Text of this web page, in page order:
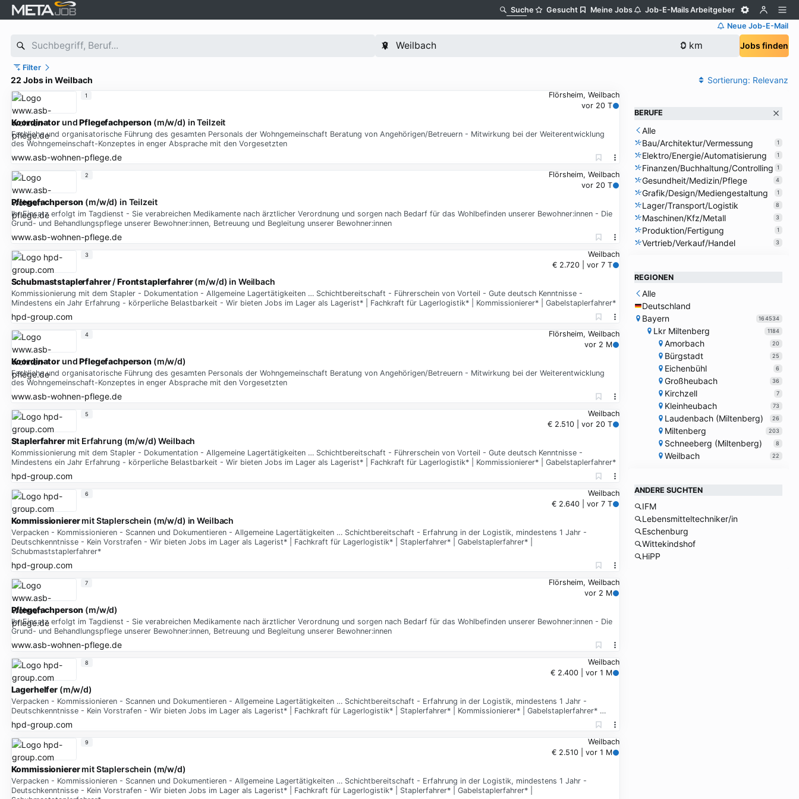
Suche Gesucht Meine Jobs Job-E-MailsArbeitgeber
Neue Job-E-Mail
Jobs finden
Filter
22 Jobs in Weilbach Sortierung: Relevanz
Flörsheim, Weilbach
vor 20 T
KoordinatorundPflegefachperson (m/w/d) in Teilzeit
Fachliche und organisatorische Führung des gesamten Personals der Wohngemeinschaft Beratung von Angehörigen/Betreuern - Mitwirkung bei der Weiterentwicklung
des Wohngemeinschaft-Konzeptes in enger Absprache mit den Vorgesetzten
www.asb-wohnen-pflege.de
1
Flörsheim, Weilbach
vor 20 T
Pflegefachperson (m/w/d) in Teilzeit
Ihr Einsatz erfolgt im Tagdienst - Sie verabreichen Medikamente nach ärztlicher Verordnung und sorgen nach Bedarf für das Wohlbefinden unserer Bewohner:innen - Die
Grund- und Behandlungspflege unserer Bewohner:innen, Betreuung und Begleitung unserer Bewohner:innen
www.asb-wohnen-pflege.de
2
Weilbach
€ 2.720 | vor 7 T
Schubmaststaplerfahrer/Frontstaplerfahrer(m/w/d) in Weilbach
Kommissionierung mit dem Stapler - Dokumentation - Allgemeine Lagertätigkeiten … Schichtbereitschaft - Führerschein von Vorteil - Gute deutsch Kenntnisse -
Mindestens ein Jahr Erfahrung - körperliche Belastbarkeit - Wir bieten Jobs im Lager als Lagerist* | Fachkraft für Lagerlogistik* | Kommissionierer* | Gabelstaplerfahrer*
hpd-group.com
3
Flörsheim, Weilbach
vor 2 M
KoordinatorundPflegefachperson (m/w/d)
Fachliche und organisatorische Führung des gesamten Personals der Wohngemeinschaft Beratung von Angehörigen/Betreuern - Mitwirkung bei der Weiterentwicklung
des Wohngemeinschaft-Konzeptes in enger Absprache mit den Vorgesetzten
www.asb-wohnen-pflege.de
4
Weilbach
€ 2.510 | vor 20 T
Staplerfahrermit Erfahrung (m/w/d) Weilbach
Kommissionierung mit dem Stapler - Dokumentation - Allgemeine Lagertätigkeiten … Schichtbereitschaft - Führerschein von Vorteil - Gute deutsch Kenntnisse -
Mindestens ein Jahr Erfahrung - körperliche Belastbarkeit - Wir bieten Jobs im Lager als Lagerist* | Fachkraft für Lagerlogistik* | Kommissionierer* | Gabelstaplerfahrer*
hpd-group.com
5
Weilbach
€ 2.640 | vor 7 T
Kommissionierermit Staplerschein (m/w/d) in Weilbach
Verpacken - Kommissionieren - Scannen und Dokumentieren - Allgemeine Lagertätigkeiten … Schichtbereitschaft - Erfahrung in der Logistik, mindestens 1 Jahr -
Deutschkenntnisse - Kein Vorstrafen - Wir bieten Jobs im Lager als Lagerist* | Fachkraft für Lagerlogistik* | Staplerfahrer* | Gabelstaplerfahrer* |
Schubmaststaplerfahrer*
hpd-group.com
6
Flörsheim, Weilbach
vor 2 M
Pflegefachperson (m/w/d)
Ihr Einsatz erfolgt im Tagdienst - Sie verabreichen Medikamente nach ärztlicher Verordnung und sorgen nach Bedarf für das Wohlbefinden unserer Bewohner:innen - Die
Grund- und Behandlungspflege unserer Bewohner:innen, Betreuung und Begleitung unserer Bewohner:innen
www.asb-wohnen-pflege.de
7
Weilbach
€ 2.400 | vor 1 M
Lagerhelfer(m/w/d)
Verpacken - Kommissionieren - Scannen und Dokumentieren - Allgemeine Lagertätigkeiten … Schichtbereitschaft - Erfahrung in der Logistik, mindestens 1 Jahr -
Deutschkenntnisse - Kein Vorstrafen - Wir bieten Jobs im Lager als Lagerist* | Fachkraft für Lagerlogistik* | Staplerfahrer* | Kommissionierer* | Gabelstaplerfahrer* …
hpd-group.com
8
Weilbach
€ 2.510 | vor 1 M
Kommissionierermit Staplerschein (m/w/d)
Verpacken - Kommissionieren - Scannen und Dokumentieren - Allgemeine Lagertätigkeiten … Schichtbereitschaft - Erfahrung in der Logistik, mindestens 1 Jahr -
Deutschkenntnisse - Kein Vorstrafen - Wir bieten Jobs im Lager als Lagerist* | Fachkraft für Lagerlogistik* | Staplerfahrer* | Gabelstaplerfahrer* |
9
BERUFE
Alle
Bau/Architektur/Vermessung
1
Elektro/Energie/Automatisierung 1
Finanzen/Buchhaltung/Controlling 1
Gesundheit/Medizin/Pflege 4
Grafik/Design/Mediengestaltung 1
Lager/Transport/Logistik 8
Maschinen/Kfz/Metall 3
Produktion/Fertigung 1
Vertrieb/Verkauf/Handel 3
REGIONEN
Alle
Deutschland
Bayern
164534
Lkr Miltenberg 1184
Amorbach 20
Bürgstadt 25
Eichenbühl 6
Großheubach 36
Kirchzell 7
Kleinheubach 73
Laudenbach (Miltenberg) 26
Miltenberg 203
Schneeberg (Miltenberg) 8
Weilbach 22
ANDERE SUCHTEN
IFM
Lebensmitteltechniker/in
Eschenburg
Wittekindshof
HiPP